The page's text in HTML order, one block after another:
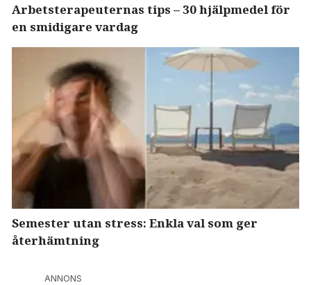
Arbetsterapeuternas tips – 30 hjälpmedel för
en smidigare vardag
Semester utan stress: Enkla val som ger
återhämtning
ANNONS